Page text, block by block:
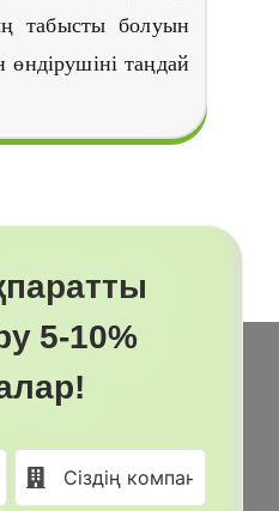
табысты болуын
өндірушіні таңдай
5-10%